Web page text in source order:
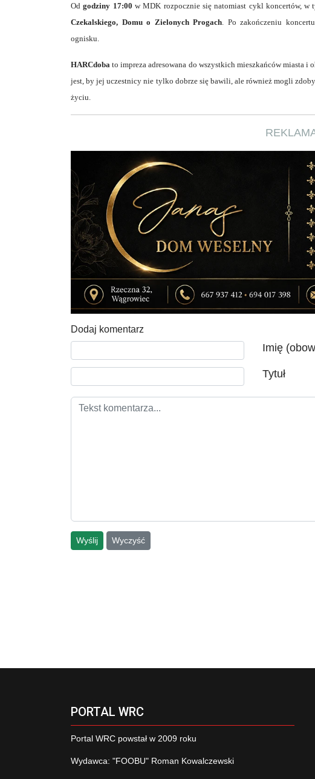
Odgodziny 17:00 w MDK rozpocznie się natomiast cykl koncertów, w
Czekalskiego, Domu o Zielonych Progach . Po zakończeniu
ognisku.
HARCdoba to impreza adresowana do wszystkich mieszkańców miasta
jest, by jej uczestnicy nie tylko dobrze się bawili, ale również mogli
życiu.
Dodaj komentarz
Imię
Tytuł
Tekst komentarza
Wyślij Wyczyść
PORTAL WRC
Portal WRC powstał w 2009 roku
Wydawca: "FOOBU" Roman Kowalczewski